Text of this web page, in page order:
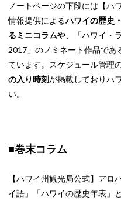
ノートページの下段には【ハ
情報提供によるハワイの歴史
るミニコラムや、「ハワイ・
2017」のノミネート作品であ
ています。スケジュール管理
の入り時刻が掲載しておりハ
い。
■巻末コラム
【ハワイ州観光局公式】アロ
イ語」「ハワイの歴史年表」